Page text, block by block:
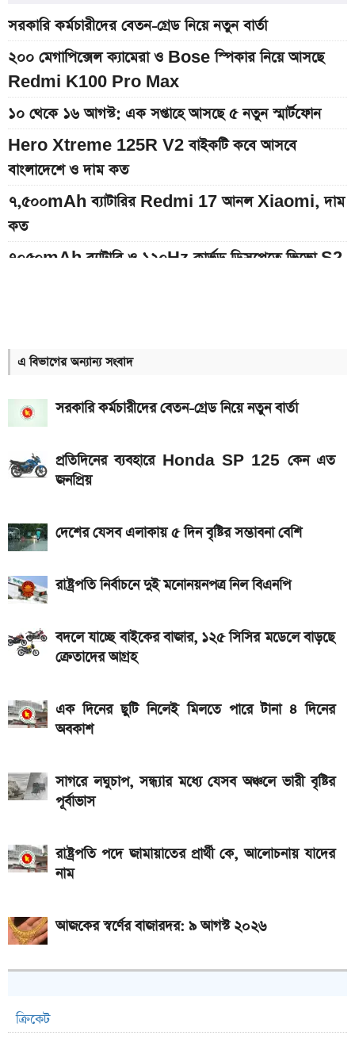
সরকারি কর্মচারীদের বেতন-গ্রেড নিয়ে নতুন বার্তা
২০০ মেগাপিক্সেল ক্যামেরা ও Bose স্পিকার নিয়ে আসছে
Redmi K100 Pro Max
১০ থেকে ১৬ আগস্ট: এক সপ্তাহে আসছে ৫ নতুন স্মার্টফোন
Hero Xtreme 125R V2 বাইকটি কবে আসবে
বাংলাদেশে ও দাম কত
৭,৫০০mAh ব্যাটারির Redmi 17 আনল Xiaomi, দাম
কত
৭০৫০mAh ব্যাটারি ও ১২০Hz কার্ভড ডিসপ্লেতে ভিভো S2
ইন্টার মায়ামি বনাম মন্তের ম্যাচ; সরাসরি যেভাবে দেখবেন
আগামী সপ্তাহেই সুখবর, বেতন-ইনক্রিমেট নিয়ে যা জানা গেল
Bajaj Pulsar N160 S ও N160 SS লঞ্চ, থাকছে ৪-
মালয়েশিয়ায় যেতে বাংলাদেশিদের আবেদন শুরু, অগ্রাধিকার
পাবেন যারা
৭৫০০mAh ব্যাটারি নিয়ে বাজারে এলো Redmi 17 5G
ও 4G
iQOO Z11-এ থাকছে ৬.৮৩ ইঞ্চির কার্ভড AMOLED
ডিসপ্লে, থাকছে সরু ফ্রেম
দেশের বাজারে আজ ১৮, ২১ ও ২২ ক্যারেট একভরি সোনার
দাম
স্পেসিফিকেশন
এ বিভাগের অন্যান্য সংবাদ
সরকারি কর্মচারীদের বেতন-গ্রেড নিয়ে নতুন বার্তা
প্রতিদিনের ব্যবহারে Honda SP 125 কেন এত
জনপ্রিয়
দেশের যেসব এলাকায় ৫ দিন বৃষ্টির সম্ভাবনা বেশি
রাষ্ট্রপতি নির্বাচনে দুই মনোনয়নপত্র নিল বিএনপি
বদলে যাচ্ছে বাইকের বাজার, ১২৫ সিসির মডেলে বাড়ছে
ক্রেতাদের আগ্রহ
এক দিনের ছুটি নিলেই মিলতে পারে টানা ৪ দিনের
অবকাশ
সাগরে লঘুচাপ, সন্ধ্যার মধ্যে যেসব অঞ্চলে ভারী বৃষ্টির
পূর্বাভাস
রাষ্ট্রপতি পদে জামায়াতের প্রার্থী কে, আলোচনায় যাদের
নাম
আজকের স্বর্ণের বাজারদর: ৯ আগস্ট ২০২৬
ক্রিকেট